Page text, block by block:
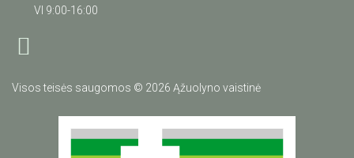
VI 9:00-16:00
Visos teisės saugomos © 2026 Ąžuolyno vaistinė